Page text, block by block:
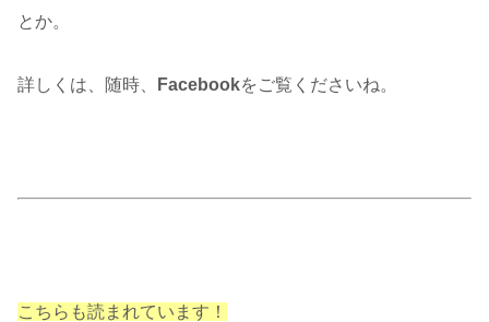
とか。
詳しくは、随時、 Facebookをご覧くださいね。
こちらも読まれています！